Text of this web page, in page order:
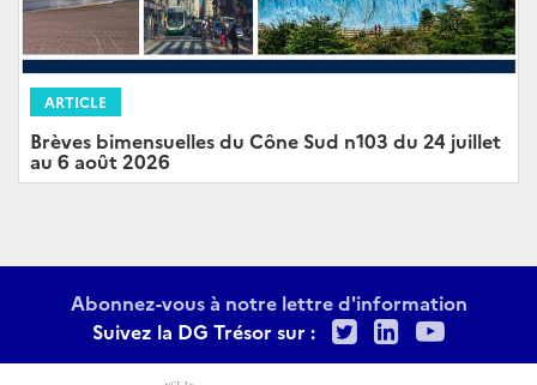
ARTICLE
Brèves bimensuelles du Cône Sud n103 du 24 juillet
au 6 août 2026
Abonnez-vous à notre lettre d'information
Suivez la DG Trésor sur :
TwitterLinkedIn